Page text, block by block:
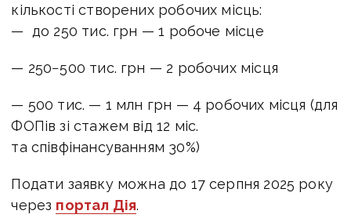
кількості створених робочих місць:
— до 250 тис. грн — 1 робоче місце
— 250−500 тис. грн — 2 робочих місця
— 500 тис. — 1 млн грн — 4 робочих місця (для
ФОПів зі стажем від 12 міс.
та співфінансуванням 30%)
Подати заявку можна до 17 серпня 2025 року
через портал Дія.